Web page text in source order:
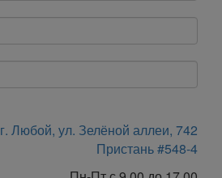
г. Любой, ул. Зелёной аллеи, 742
Пристань #548-4